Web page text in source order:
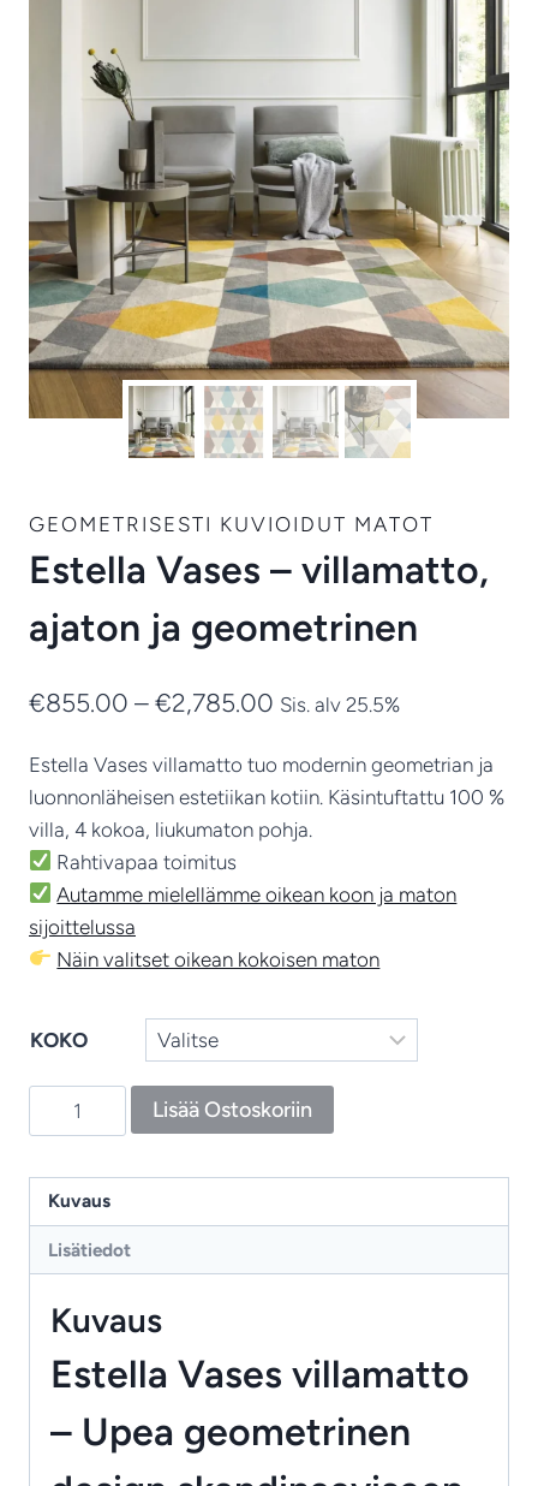
GEOMETRISESTI KUVIOIDUT MATOT
Estella Vases – villamatto,
ajaton ja geometrinen
€855.00 – €2,785.00 Hintaluokka:
-
€2,785.00
Sis. alv 25.5%
Estella Vases villamatto tuo modernin geometrian ja
luonnonläheisen estetiikan kotiin. Käsintuftattu 100 %
villa, 4 kokoa, liukumaton pohja.
Rahtivapaa toimitus
Autamme mielellämme oikean koon ja maton
sijoittelussa
Näin valitset oikean kokoisen maton
KOKO
Estella
Vases
villamatto,
ajaton
määrä
Lisää Ostoskoriin
Kuvaus
Lisätiedot
Kuvaus
Estella Vases villamatto
– Upea geometrinen